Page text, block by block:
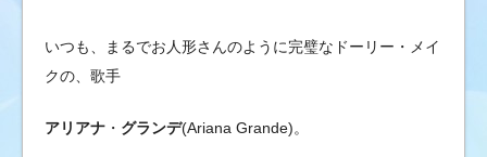
情
報
いつも、まるでお人形さんのように完璧なドーリー・メイ
クの、歌手
アリアナ ・ グランデ(Ariana Grande)。